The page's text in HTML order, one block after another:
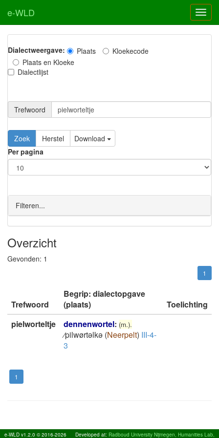
e-WLD
Dialectweergave: Plaats
Kloekecode
Plaats en Kloeke
Dialectlijst
Trefwoord
Download
Per pagina
Filteren...
Overzicht
Gevonden: 1
1
Trefwoord
Begrip: dialectopgave
(plaats)
Toelichting
pielworteltje
dennenwortel: (m.).
⁄pilwørtəlkə (Neerpelt) III-4-
3
1
e-WLD v1.2.0 © 2016-2026 Developed at: Radboud University Nijmegen, Humanities Lab,